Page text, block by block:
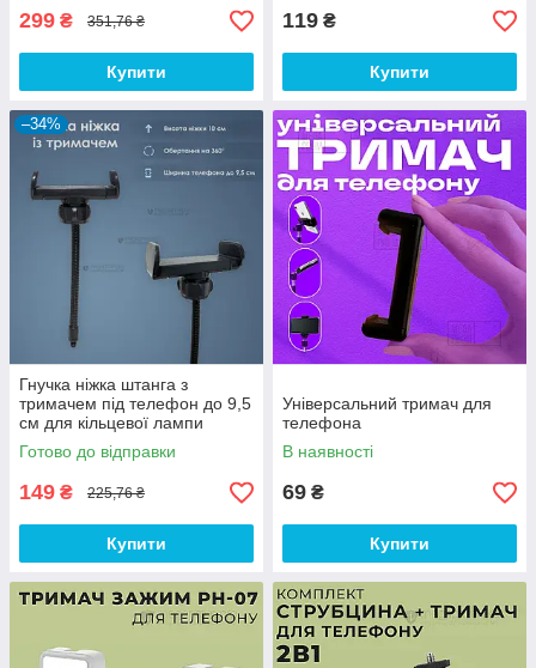
299 ₴ 351,76 ₴
Купити
119 ₴
Купити
–34%
Гнучка ніжка штанга з
тримачем під телефон до 9,5
см для кільцевої лампи
відеосвіту
Готово до відправки
149 ₴ 225,76 ₴
Купити
Універсальний тримач для
телефона
В наявності
69 ₴
Купити